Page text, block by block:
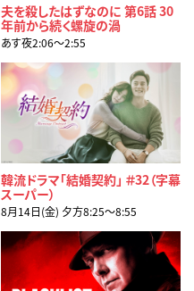
夫を殺したはずなのに 第6話 30
年前から続く螺旋の渦
あす夜2:06〜2:55
韓流ドラマ「結婚契約」 ＃32（字幕
スーパー）
8月14日(金) 夕方8:25〜8:55